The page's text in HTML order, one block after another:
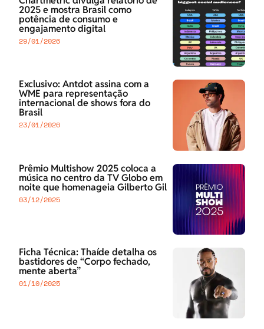
2025 e mostra Brasil como
potência de consumo e
engajamento digital
29/01/2026
Exclusivo: Antdot assina com a
WME para representação
internacional de shows fora do
Brasil
23/01/2026
Prêmio Multishow 2025 coloca a
música no centro da TV Globo em
noite que homenageia Gilberto Gil
03/12/2025
Ficha Técnica: Thaíde detalha os
bastidores de “Corpo fechado,
mente aberta”
01/10/2025